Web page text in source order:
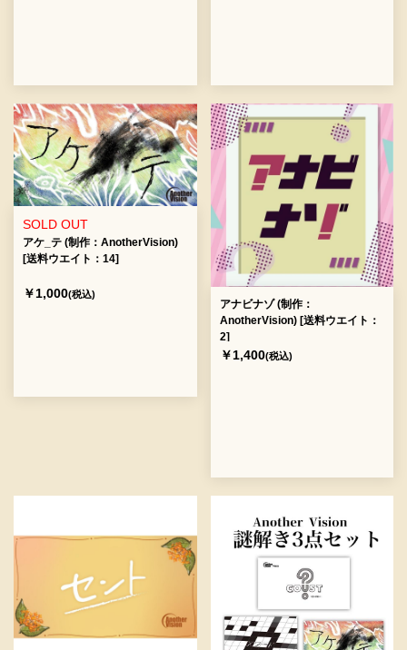
SOLD OUT
アケ_テ (制作：AnotherVision)
[送料ウエイト：14]
￥1,000(税込)
アナビナゾ (制作：
AnotherVision) [送料ウエイト：
2]
￥1,400(税込)